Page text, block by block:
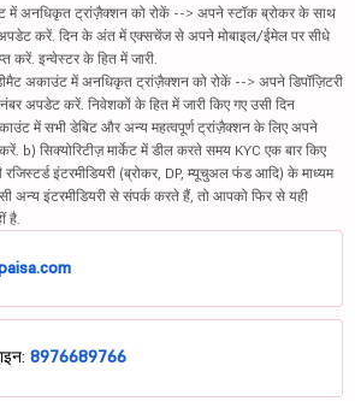
अनधिकृत ट्रांज़ैक्शन को रोकें --> अपने स्टॉक ब्रोकर के साथ
करें. दिन के अंत में एक्सचेंज से अपने मोबाइल/ईमेल पर सीधे
करें. इन्वेस्टर के हित में जारी.
अकाउंट में अनधिकृत ट्रांज़ैक्शन को रोकें --> अपने डिपॉज़िटरी
नंबर अपडेट करें. निवेशकों के हित में जारी किए गए उसी दिन
में सभी डेबिट और अन्य महत्वपूर्ण ट्रांज़ैक्शन के लिए अपने
करें. b) सिक्योरिटीज़ मार्केट में डील करते समय KYC एक बार किए
इंटरमीडियरी (ब्रोकर, DP, म्यूचुअल फंड आदि) के माध्यम
अन्य इंटरमीडियरी से संपर्क करते हैं, तो आपको फिर से यही
है.
8976689766